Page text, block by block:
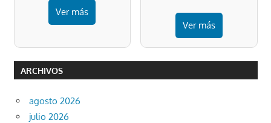
Ver más
Ver más
ARCHIVOS
agosto 2026
julio 2026